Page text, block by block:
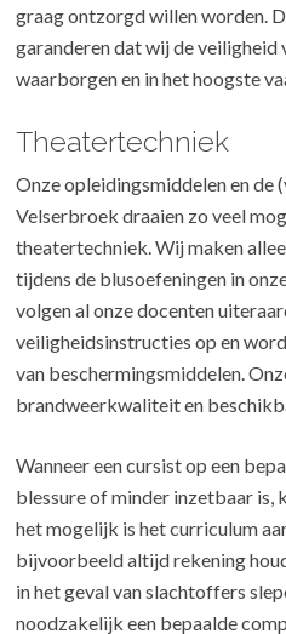
graag ontzorgd willen worden.
garanderen dat wij de veiligheid
waarborgen en in het hoogste
Theatertechniek
Onze opleidingsmiddelen en de
Velserbroek draaien zo veel
theatertechniek. Wij maken
tijdens de blusoefeningen in
volgen al onze docenten
veiligheidsinstructies op en
van beschermingsmiddelen.
brandweerkwaliteit en
Wanneer een cursist op een
blessure of minder inzetbaar is,
het mogelijk is het curriculum
bijvoorbeeld altijd rekening
in het geval van slachtoffers
noodzakelijk een bepaalde